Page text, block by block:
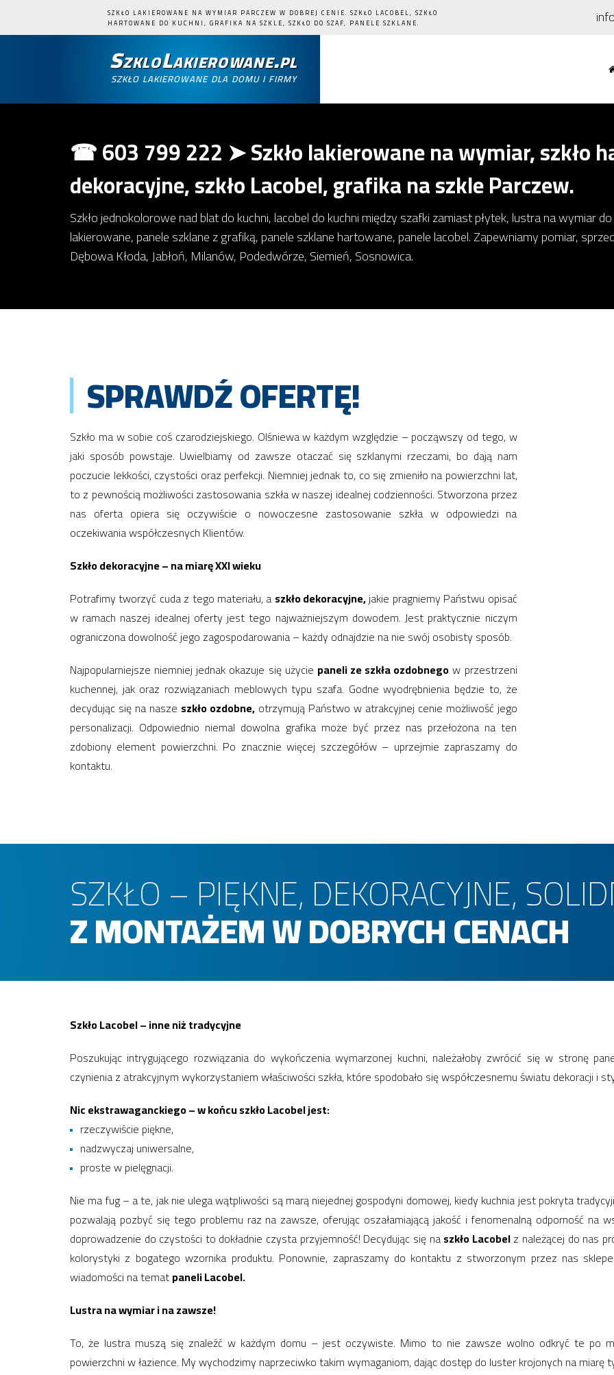
SZKŁO LAKIEROWANE NA WYMIAR PARCZEW W DOBREJ CENIE. SZKŁO LACOBEL, SZKŁO
HARTOWANE DO KUCHNI, GRAFIKA NA SZKLE, SZKŁO DO SZAF, PANELE SZKLANE.
SzkloLakierowane.pl
szkło lakierowane dla domu i firmy
☎ 603 799 222 ➤ Szkło lakierowane na wymiar, szkło
dekoracyjne, szkło Lacobel, grafika na szkle Parczew.
Szkło jednokolorowe nad blat do kuchni, lacobel do kuchni między szafki zamiast płytek, lustra na wymiar
lakierowane, panele szklane z grafiką, panele szklane hartowane, panele lacobel. Zapewniamy pomiar,
Dębowa Kłoda, Jabłoń, Milanów, Podedwórze, Siemień, Sosnowica.
SPRAWDŹ OFERTĘ!
Szkło ma w sobie coś czarodziejskiego. Olśniewa w każdym względzie – począwszy od tego, w
jaki sposób powstaje. Uwielbiamy od zawsze otaczać się szklanymi rzeczami, bo dają nam
poczucie lekkości, czystości oraz perfekcji. Niemniej jednak to, co się zmieniło na powierzchni lat,
to z pewnością możliwości zastosowania szkła w naszej idealnej codzienności. Stworzona przez
nas oferta opiera się oczywiście o nowoczesne zastosowanie szkła w odpowiedzi na
oczekiwania współczesnych Klientów.
Szkło dekoracyjne – na miarę XXI wieku
Potrafimy tworzyć cuda z tego materiału, a szkło dekoracyjne,jakie pragniemy Państwu opisać
w ramach naszej idealnej oferty jest tego najważniejszym dowodem. Jest praktycznie niczym
ograniczona dowolność jego zagospodarowania – każdy odnajdzie na nie swój osobisty sposób.
Najpopularniejsze niemniej jednak okazuje się użycie paneli ze szkła ozdobnegow przestrzeni
kuchennej, jak oraz rozwiązaniach meblowych typu szafa. Godne wyodrębnienia będzie to, że
decydując się na nasze szkło ozdobne,otrzymują Państwo w atrakcyjnej cenie możliwość jego
personalizacji. Odpowiednio niemal dowolna grafika może być przez nas przełożona na ten
zdobiony element powierzchni. Po znacznie więcej szczegółów – uprzejmie zapraszamy do
kontaktu.
SZKŁO – PIĘKNE, DEKORACYJNE,
Z MONTAŻEM W DOBRYCH CENACH
Szkło Lacobel – inne niż tradycyjne
Poszukując intrygującego rozwiązania do wykończenia wymarzonej kuchni, należałoby zwrócić się w stronę
czynienia z atrakcyjnym wykorzystaniem właściwości szkła, które spodobało się współczesnemu światu dekoracji i
Nic ekstrawaganckiego – w końcu szkło Lacobel jest:
rzeczywiście piękne,
nadzwyczaj uniwersalne,
proste w pielęgnacji.
Nie ma fug – a te, jak nie ulega wątpliwości są marą niejednej gospodyni domowej, kiedy kuchnia jest pokryta
pozwalają pozbyć się tego problemu raz na zawsze, oferując oszałamiającą jakość i fenomenalną odporność na
doprowadzenie do czystości to dokładnie czysta przyjemność! Decydując się naszkło Lacobelz należącej do nas
kolorystyki z bogatego wzornika produktu. Ponownie, zapraszamy do kontaktu z stworzonym przez nas
wiadomości na tematpaneli Lacobel.
Lustra na wymiar i na zawsze!
To, że lustra muszą się znaleźć w każdym domu – jest oczywiste. Mimo to nie zawsze wolno odkryć te po
powierzchni w łazience. My wychodzimy naprzeciwko takim wymaganiom, dając dostęp do luster krojonych na miarę